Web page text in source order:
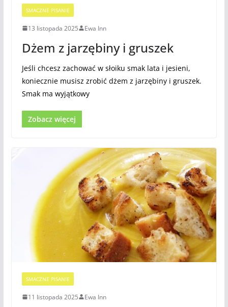
SMACZNE PISANIE
13 listopada 2025 Ewa Inn
Dżem z jarzębiny i gruszek
Jeśli chcesz zachować w słoiku smak lata i jesieni,
koniecznie musisz zrobić dżem z jarzębiny i gruszek.
Smak ma wyjątkowy
Zobacz więcej
SMACZNE PISANIE
11 listopada 2025 Ewa Inn